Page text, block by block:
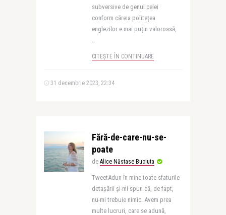
subversive de genul celei
conform căreia politețea
englezilor e mai puțin valoroasă,
..
CITEȘTE ÎN CONTINUARE
31 decembrie 2023, 22:34
Fără-de-care-nu-se-
poate
de Alice Năstase Buciuta
TweetAdun în mine toate sfaturile
detașării și-mi spun că, de fapt,
nu-mi trebuie nimic. Avem prea
multe lucruri, care se adună,